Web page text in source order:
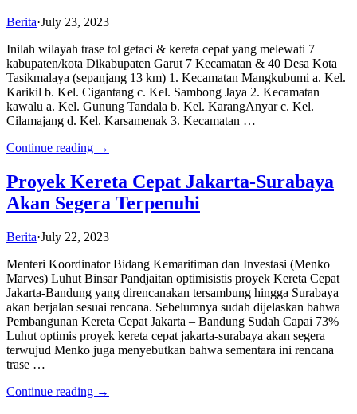
Berita·July 23, 2023
Inilah wilayah trase tol getaci & kereta cepat yang melewati 7
kabupaten/kota Dikabupaten Garut 7 Kecamatan & 40 Desa Kota
Tasikmalaya (sepanjang 13 km) 1. Kecamatan Mangkubumi a. Kel.
Karikil b. Kel. Cigantang c. Kel. Sambong Jaya 2. Kecamatan
kawalu a. Kel. Gunung Tandala b. Kel. KarangAnyar c. Kel.
Cilamajang d. Kel. Karsamenak 3. Kecamatan …
Continue reading →
Proyek Kereta Cepat Jakarta-Surabaya
Akan Segera Terpenuhi
Berita·July 22, 2023
Menteri Koordinator Bidang Kemaritiman dan Investasi (Menko
Marves) Luhut Binsar Pandjaitan optimisistis proyek Kereta Cepat
Jakarta-Bandung yang direncanakan tersambung hingga Surabaya
akan berjalan sesuai rencana. Sebelumnya sudah dijelaskan bahwa
Pembangunan Kereta Cepat Jakarta – Bandung Sudah Capai 73%
Luhut optimis proyek kereta cepat jakarta-surabaya akan segera
terwujud Menko juga menyebutkan bahwa sementara ini rencana
trase …
Continue reading →